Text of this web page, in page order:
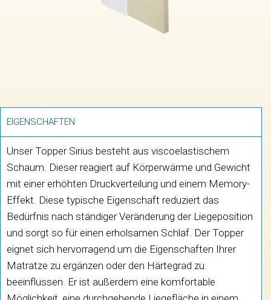
EIGENSCHAFTEN
Unser Topper Sirius besteht aus viscoelastischem
Schaum. Dieser reagiert auf Körperwärme und Gewicht
mit einer erhöhten Druckverteilung und einem Memory-
Effekt. Diese typische Eigenschaft reduziert das
Bedürfnis nach ständiger Veränderung der Liegeposition
und sorgt so für einen erholsamen Schlaf. Der Topper
eignet sich hervorragend um die Eigenschaften Ihrer
Matratze zu ergänzen oder den Härtegrad zu
beeinflussen. Er ist außerdem eine komfortable